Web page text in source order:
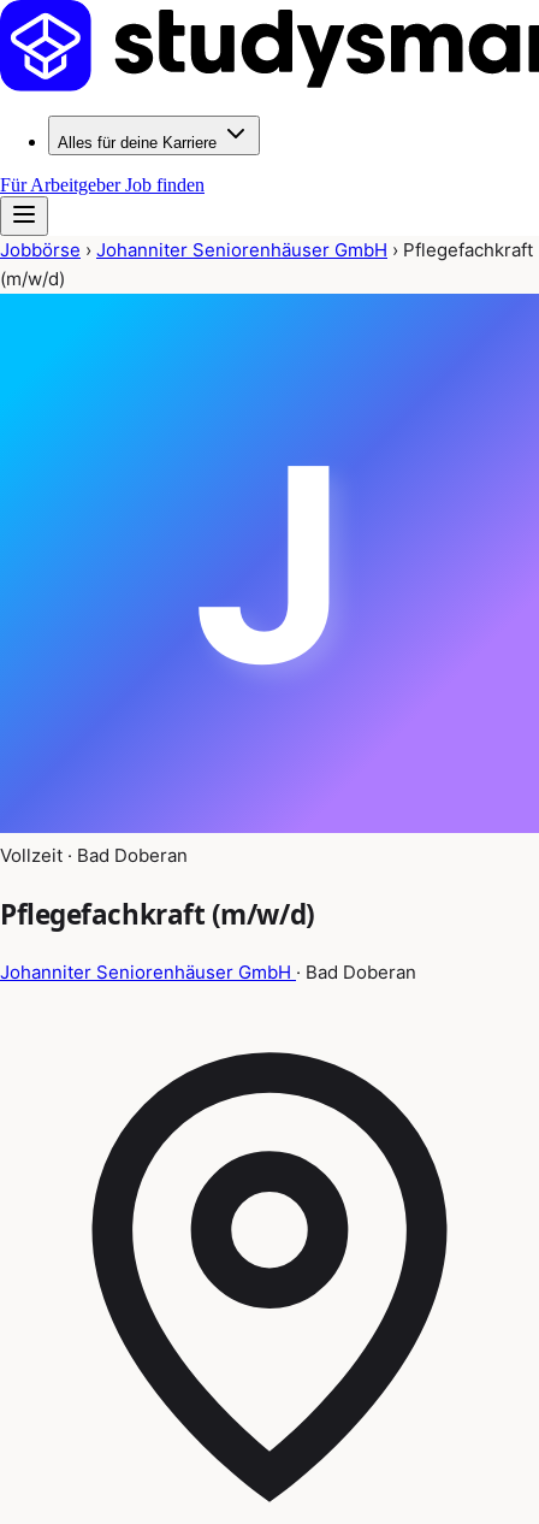
Alles für deine Karriere
Für ArbeitgeberJob finden
Jobbörse › Johanniter Seniorenhäuser GmbH › Pflegefachkraft
(m/w/d)
J
Vollzeit · Bad Doberan
Pflegefachkraft (m/w/d)
Johanniter Seniorenhäuser GmbH · Bad Doberan